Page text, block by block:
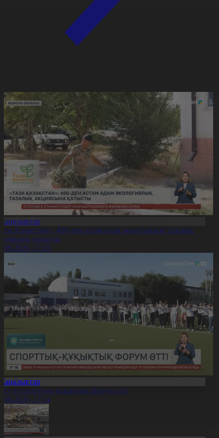
Қазақстан»: 400-ден астам адам экологиялық тазалық
қатысты
17:15
да спорттық-құқықтық форум өтті
17:14